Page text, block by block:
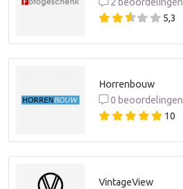
5,3
Horrenbouw
0 beoordelingen
10
VintageView